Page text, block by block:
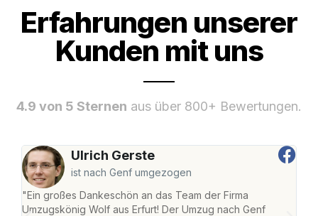
Erfahrungen unserer
Kunden mit uns
4.9 von 5 Sternen aus über 800+ Bewertungen.
Ulrich Gerste
ist nach Genf umgezogen
"Ein großes Dankeschön an das Team der Firma
Umzugskönig Wolf aus Erfurt! Der Umzug nach Genf